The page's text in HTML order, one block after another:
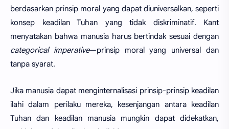
berdasarkan prinsip moral yang dapat diuniversalkan, seperti
konsep keadilan Tuhan yang tidak diskriminatif. Kant
menyatakan bahwa manusia harus bertindak sesuai dengan
categorical imperative—prinsip moral yang universal dan
tanpa syarat.
Jika manusia dapat menginternalisasi prinsip-prinsip keadilan
ilahi dalam perilaku mereka, kesenjangan antara keadilan
Tuhan dan keadilan manusia mungkin dapat didekatkan,